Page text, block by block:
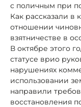
с поличным при
Как рассказали в
отношении
взятничестве в
В октябре этого
статусе врио
нарушениях
использовании
направили
восстановления